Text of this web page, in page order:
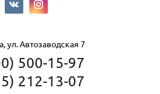
ул. Автозаводская 7
500-15-97
212-13-07